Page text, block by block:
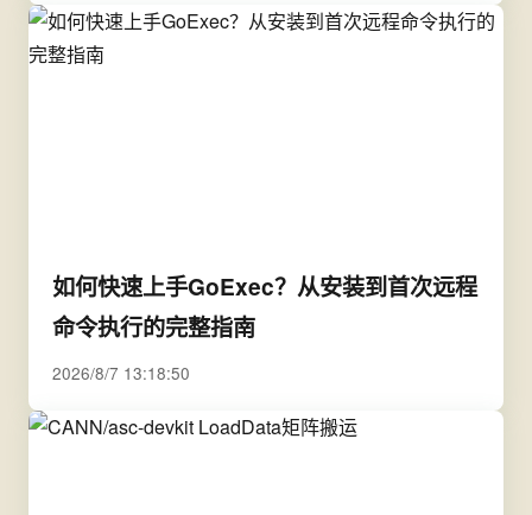
如何快速上手GoExec？从安装到首次远程
命令执行的完整指南
2026/8/7 13:18:50